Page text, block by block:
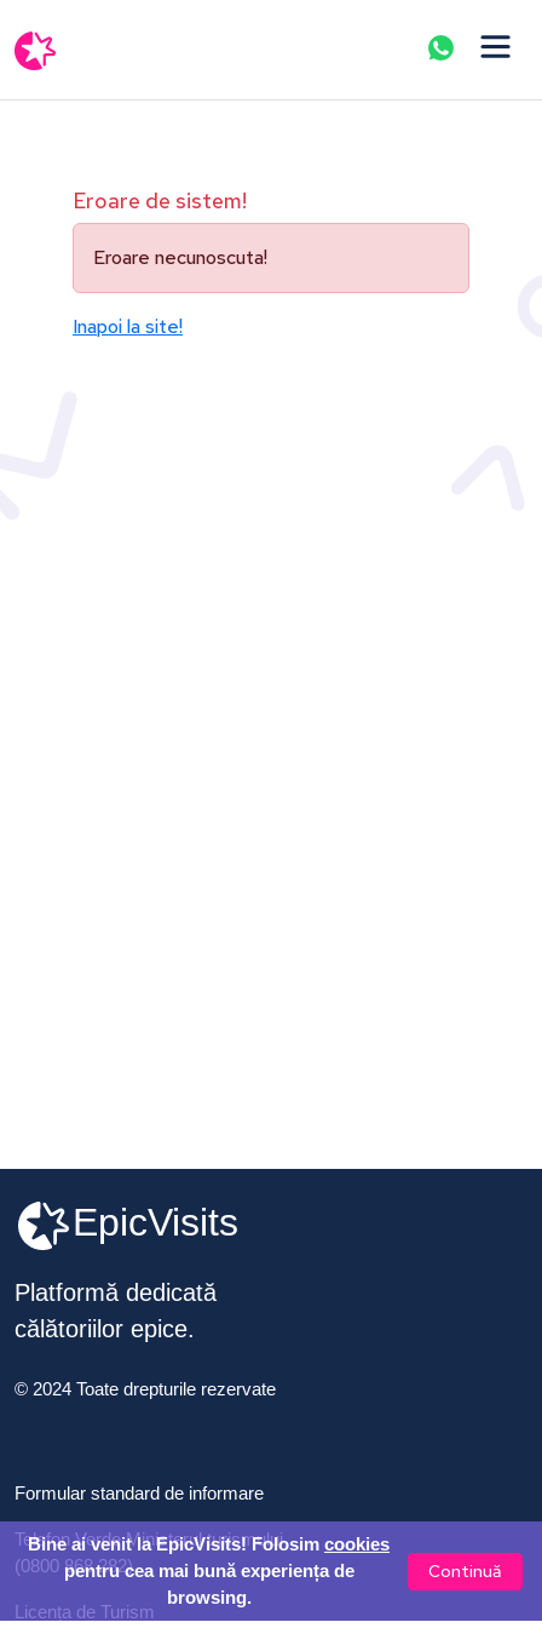
Eroare de sistem!
Eroare necunoscuta!
Inapoi la site!
EpicVisits
Platformă dedicată
călătoriilor epice.
© 2024 Toate drepturile rezervate
Formular standard de informare
Telefon Verde Ministerul turismului
(0800 868 282)
Licența de Turism
Bine ai venit la EpicVisits! Folosim cookies
pentru cea mai bună experiența de
browsing.
Continuă